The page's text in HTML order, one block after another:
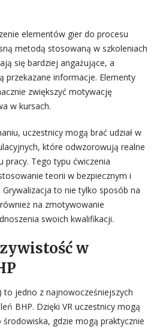
elementów gier do procesu
metodą stosowaną w szkoleniach
się bardziej angażujące, a
przekazane informacje. Elementy
zwiększyć motywację
w kursach.
uczestnicy mogą brać udział w
które odwzorowują realne
pracy. Tego typu ćwiczenia
teorii w bezpiecznym i
to nie tylko sposób na
na zmotywowanie
swoich kwalifikacji.
w
to jedno z najnowocześniejszych
BHP. Dzięki VR uczestnicy mogą
gdzie mogą praktycznie